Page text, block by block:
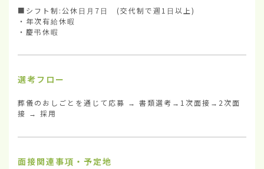
■シフト制:公休日月7日　(交代制で週1日以上)
・年次有給休暇
・慶弔休暇
選考フロー
葬儀のおしごとを通じて応募 → 書類選考→1次面接→2次面
接 → 採用
面接関連事項・予定地